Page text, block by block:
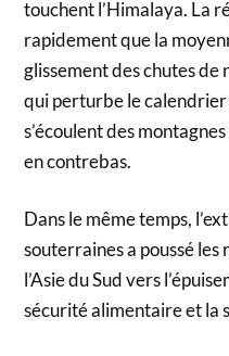
touchent l’Himalaya. La
rapidement que la
glissement des chutes
qui perturbe le
s’écoulent des
en contrebas.
Dans le même temps,
souterraines a poussé les
l’Asie du Sud vers
sécurité alimentaire et la